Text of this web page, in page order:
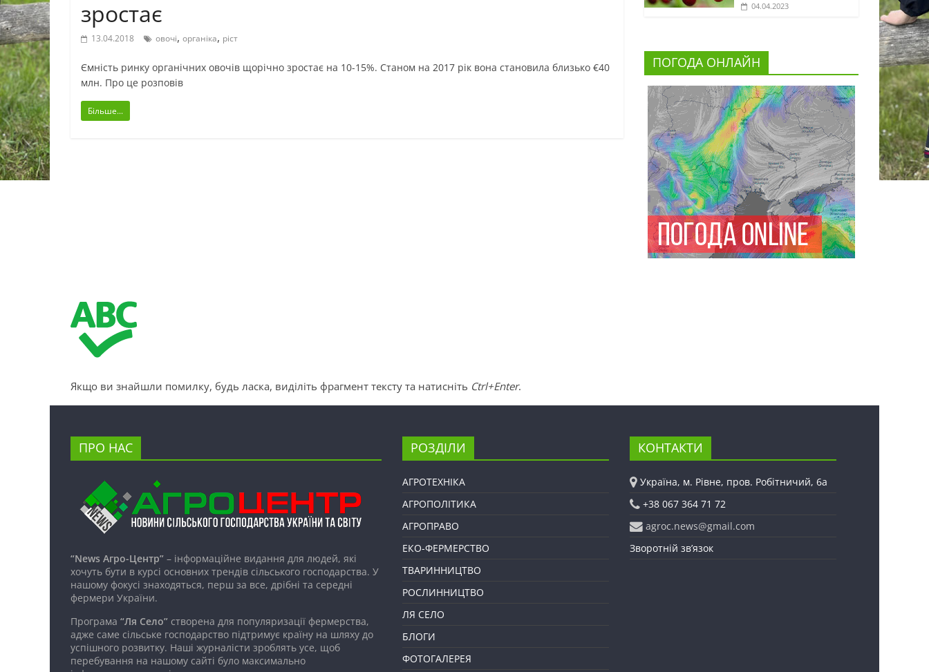
зростає
13.04.2018 овочі, органіка, ріст
Ємність ринку органічних овочів щорічно зростає на 10-15%. Станом на 2017 рік вона становила близько €40
млн. Про це розповів
Більше...
04.04.2023
ПОГОДА ОНЛАЙН
Якщо ви знайшли помилку, будь ласка, виділіть фрагмент тексту та натисніть Ctrl+Enter.
ПРО НАС
“News Агро-Центр” – інформаційне видання для людей, які
хочуть бути в курсі основних трендів сільського господарства. У
нашому фокусі знаходяться, перш за все, дрібні та середні
фермери України.
Програма “Ля Село” створена для популяризації фермерства,
адже саме сільське господарство підтримує країну на шляху до
успішного розвитку. Наші журналісти зроблять усе, щоб
перебування на нашому сайті було максимально
РОЗДІЛИ
АГРОТЕХНІКА
АГРОПОЛІТИКА
АГРОПРАВО
ЕКО-ФЕРМЕРСТВО
ТВАРИННИЦТВО
РОСЛИННИЦТВО
ЛЯ СЕЛО
БЛОГИ
ФОТОГАЛЕРЕЯ
КОНТАКТИ
Україна, м. Рівне, пров. Робітничий, 6а
+38 067 364 71 72
agroc.news@gmail.com
Зворотній зв’язок